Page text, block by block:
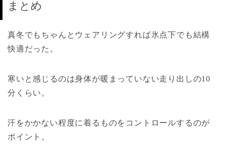
まとめ
真冬でもちゃんとウェアリングすれば氷点下でも結構
快適だった。
寒いと感じるのは身体が暖まっていない走り出しの10
分くらい。
汗をかかない程度に着るものをコントロールするのが
ポイント。